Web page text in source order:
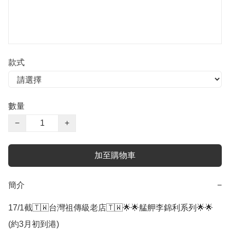
款式
數量
−
+
加至購物車
簡介 −
17/1截🇹🇼台灣祖傳級老店🇹🇼🌟🌟艋舺李錦利系列🌟🌟
(約3月初到港)